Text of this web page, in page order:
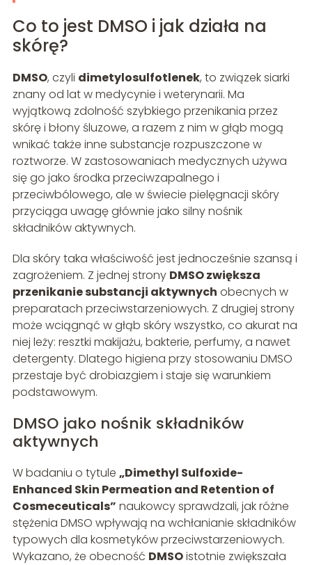
Co to jest DMSO i jak działa na
skórę?
DMSO, czyli dimetylosulfotlenek, to związek siarki
znany od lat w medycynie i weterynarii. Ma
wyjątkową zdolność szybkiego przenikania przez
skórę i błony śluzowe, a razem z nim w głąb mogą
wnikać także inne substancje rozpuszczone w
roztworze. W zastosowaniach medycznych używa
się go jako środka przeciwzapalnego i
przeciwbólowego, ale w świecie pielęgnacji skóry
przyciąga uwagę głównie jako silny nośnik
składników aktywnych.
Dla skóry taka właściwość jest jednocześnie szansą i
zagrożeniem. Z jednej strony DMSO zwiększa
przenikanie substancji aktywnych obecnych w
preparatach przeciwstarzeniowych. Z drugiej strony
może wciągnąć w głąb skóry wszystko, co akurat na
niej leży: resztki makijażu, bakterie, perfumy, a nawet
detergenty. Dlatego higiena przy stosowaniu DMSO
przestaje być drobiazgiem i staje się warunkiem
podstawowym.
DMSO jako nośnik składników
aktywnych
W badaniu o tytule „Dimethyl Sulfoxide-
Enhanced Skin Permeation and Retention of
Cosmeceuticals” naukowcy sprawdzali, jak różne
stężenia DMSO wpływają na wchłanianie składników
typowych dla kosmetyków przeciwstarzeniowych.
Wykazano, że obecność DMSOistotnie zwiększała